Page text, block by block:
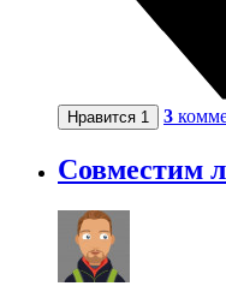
Нравится 1 3
Совместим